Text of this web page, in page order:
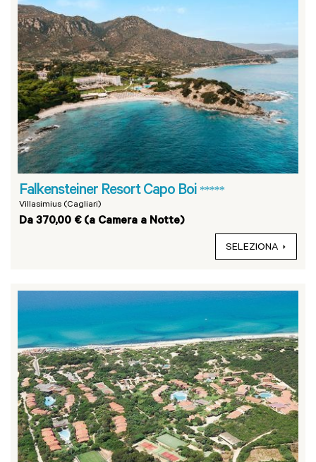
Falkensteiner Resort Capo Boi *****
Villasimius (Cagliari)
Da 370,00 € (a Camera a Notte)
SELEZIONA